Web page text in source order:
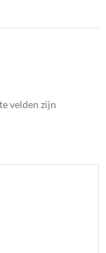
velden zijn